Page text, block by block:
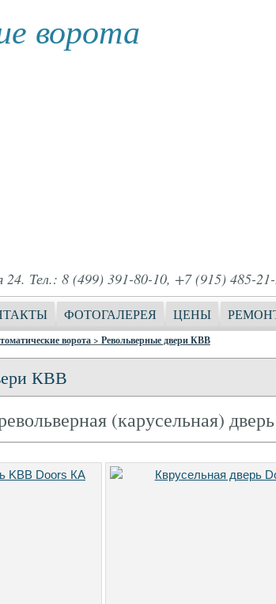
ворота
Тел.: 8 (499) 391-80-10, +7 (915) 485-
ФОТОГАЛЕРЕЯ ЦЕНЫ
ворота> Револьверные двери КВВ
КВВ
(карусельная)